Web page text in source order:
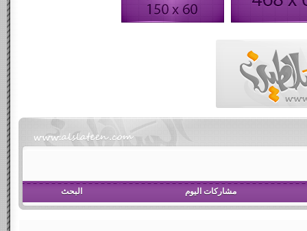
مشاركات اليوم البحث